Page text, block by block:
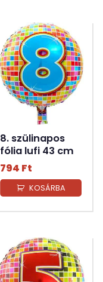
8. szülinapos
fólia lufi 43 cm
794 Ft
KOSÁRBA